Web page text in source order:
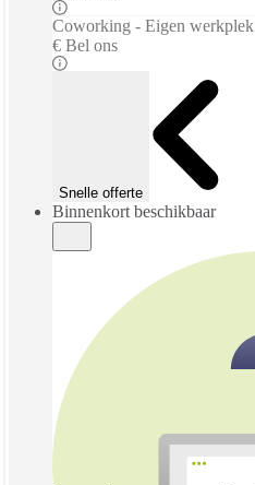
Coworking - Eigen werkplek
€ Bel ons
Snelle offerte
Binnenkort beschikbaar